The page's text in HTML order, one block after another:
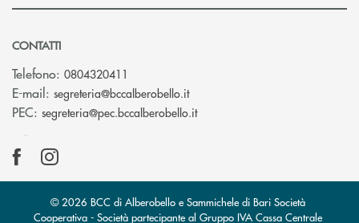
CONTATTI
Telefono: 0804320411
E-mail: segreteria@bccalberobello.it(si apre l’app di posta
PEC: segreteria@pec.bccalberobello.it(si apre l’app di posta
© 2026 BCC di Alberobello e Sammichele di Bari Società
Cooperativa - Società partecipante al Gruppo IVA Cassa Centrale